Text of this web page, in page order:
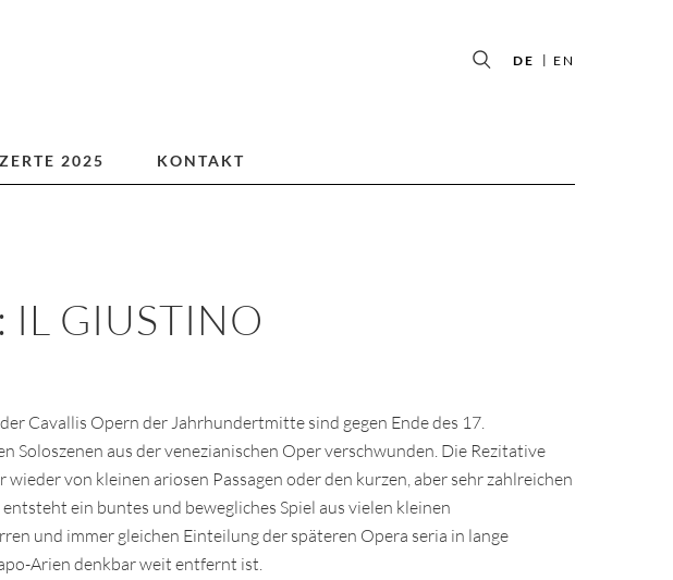
DE EN
2025 KONTAKT
IL GIUSTINO
Cavallis Opern der Jahrhundertmitte sind gegen Ende des 17.
Soloszenen aus der venezianischen Oper verschwunden. Die Rezitative
von kleinen ariosen Passagen oder den kurzen, aber sehr zahlreichen
ein buntes und bewegliches Spiel aus vielen kleinen
und immer gleichen Einteilung der späteren Opera seria in lange
Arien denkbar weit entfernt ist.